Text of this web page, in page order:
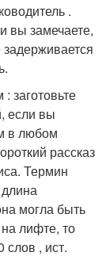
.
вы замечаете,
заготовьте
если вы
в любом
рассказ
Термин
могла быть
лифте, то
слов , ист.